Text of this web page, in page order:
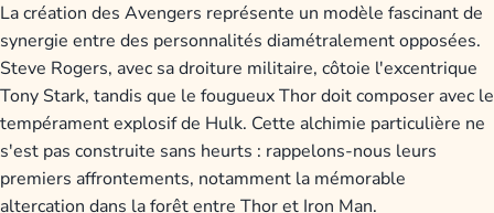
La création des Avengers représente un modèle fascinant de
synergie entre des personnalités diamétralement opposées.
Steve Rogers, avec sa droiture militaire, côtoie l'excentrique
Tony Stark, tandis que le fougueux Thor doit composer avec le
tempérament explosif de Hulk. Cette alchimie particulière ne
s'est pas construite sans heurts : rappelons-nous leurs
premiers affrontements, notamment la mémorable
altercation dans la forêt entre Thor et Iron Man.